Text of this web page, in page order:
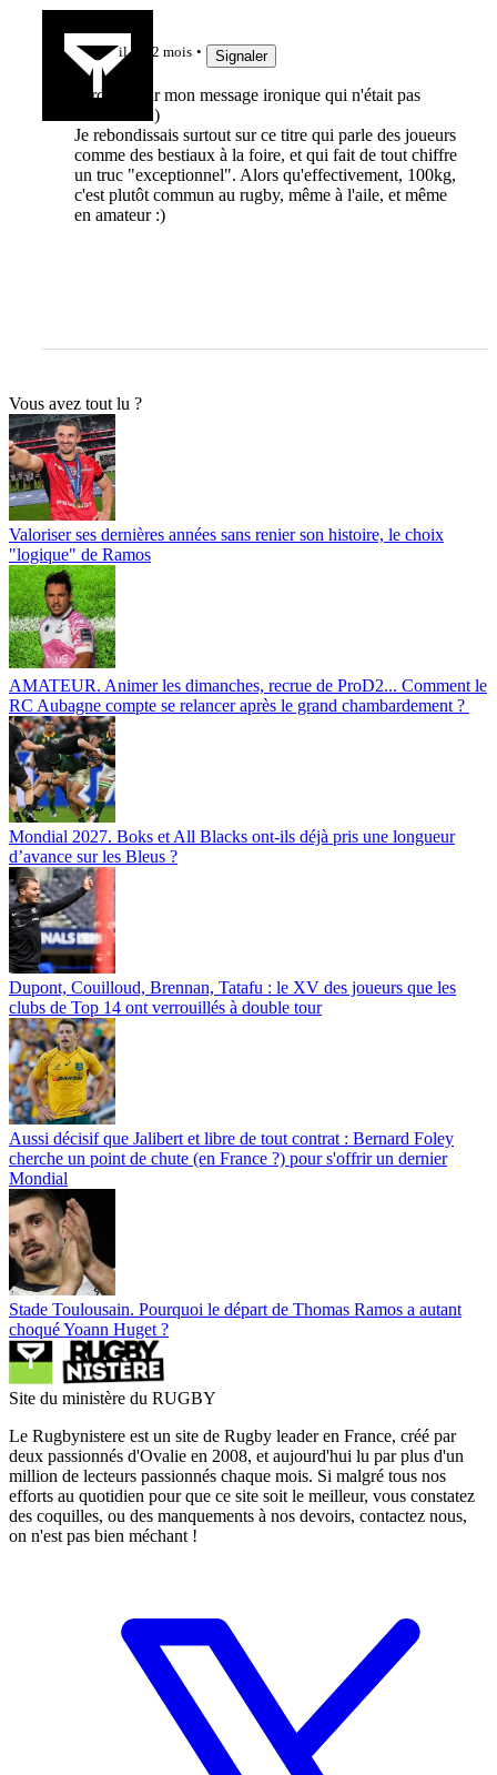
il y a 2 mois Signaler
pardon pour mon message ironique qui n'était pas
assez clair :)
Je rebondissais surtout sur ce titre qui parle des joueurs
comme des bestiaux à la foire, et qui fait de tout chiffre
un truc "exceptionnel". Alors qu'effectivement, 100kg,
c'est plutôt commun au rugby, même à l'aile, et même
en amateur :)
Vous avez tout lu ?
Valoriser ses dernières années sans renier son histoire, le choix
"logique" de Ramos
AMATEUR. Animer les dimanches, recrue de ProD2... Comment le
RC Aubagne compte se relancer après le grand chambardement ?
Mondial 2027. Boks et All Blacks ont-ils déjà pris une longueur
d’avance sur les Bleus ?
Dupont, Couilloud, Brennan, Tatafu : le XV des joueurs que les
clubs de Top 14 ont verrouillés à double tour
Aussi décisif que Jalibert et libre de tout contrat : Bernard Foley
cherche un point de chute (en France ?) pour s'offrir un dernier
Mondial
Stade Toulousain. Pourquoi le départ de Thomas Ramos a autant
choqué Yoann Huget ?
Site du ministère du RUGBY
Le Rugbynistere est un site de Rugby leader en France, créé par
deux passionnés d'Ovalie en 2008, et aujourd'hui lu par plus d'un
million de lecteurs passionnés chaque mois. Si malgré tous nos
efforts au quotidien pour que ce site soit le meilleur, vous constatez
des coquilles, ou des manquements à nos devoirs, contactez nous,
on n'est pas bien méchant !